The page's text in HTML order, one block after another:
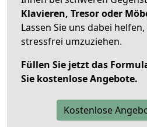
Klavieren, Tresor oder
Lassen Sie uns dabei
stressfrei umzuziehen.
Füllen Sie jetzt das
Sie kostenlose Angebote.
Kostenlose